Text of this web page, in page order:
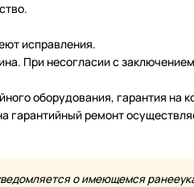
исправления.
При несогласии с
оборудования, гарантия на
гарантийный ремонт
о имеющемся